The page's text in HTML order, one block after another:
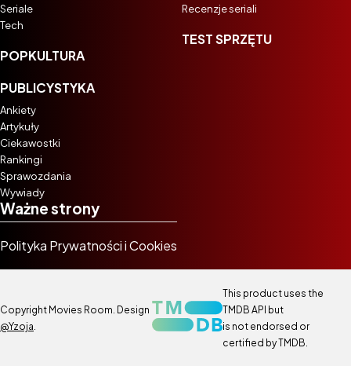
Seriale
Tech
POPKULTURA
PUBLICYSTYKA
Ankiety
Artykuły
Ciekawostki
Rankingi
Sprawozdania
Wywiady
Recenzje seriali
TEST SPRZĘTU
Ważne strony
Polityka Prywatności i Cookies
Copyright Movies Room. Design
@Yzoja.
This product uses the
TMDB API but
is not endorsed or
certified by TMDB.